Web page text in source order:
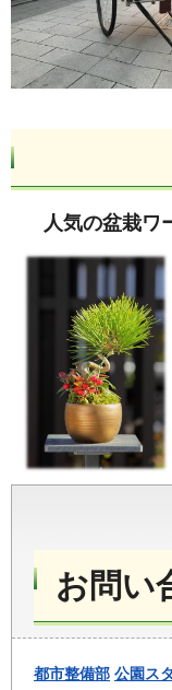
人気の盆栽ワ
お問い
都市整備部 公園ス